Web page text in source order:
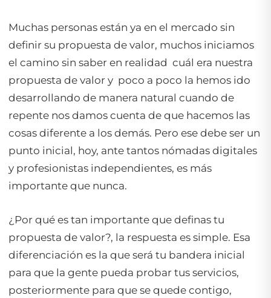
Muchas personas están ya en el mercado sin
definir su propuesta de valor, muchos iniciamos
el camino sin saber en realidad cuál era nuestra
propuesta de valor y poco a poco la hemos ido
desarrollando de manera natural cuando de
repente nos damos cuenta de que hacemos las
cosas diferente a los demás. Pero ese debe ser un
punto inicial, hoy, ante tantos nómadas digitales
y profesionistas independientes, es más
importante que nunca.
¿Por qué es tan importante que definas tu
propuesta de valor?, la respuesta es simple. Esa
diferenciación es la que será tu bandera inicial
para que la gente pueda probar tus servicios,
posteriormente para que se quede contigo,